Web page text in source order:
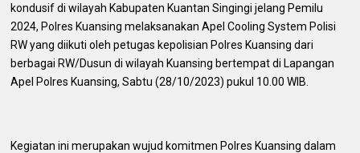
kondusif di wilayah Kabupaten Kuantan Singingi jelang Pemilu
2024, Polres Kuansing melaksanakan Apel Cooling System Polisi
RW yang diikuti oleh petugas kepolisian Polres Kuansing dari
berbagai RW/Dusun di wilayah Kuansing bertempat di Lapangan
Apel Polres Kuansing, Sabtu (28/10/2023) pukul 10.00 WIB.
Kegiatan ini merupakan wujud komitmen Polres Kuansing dalam